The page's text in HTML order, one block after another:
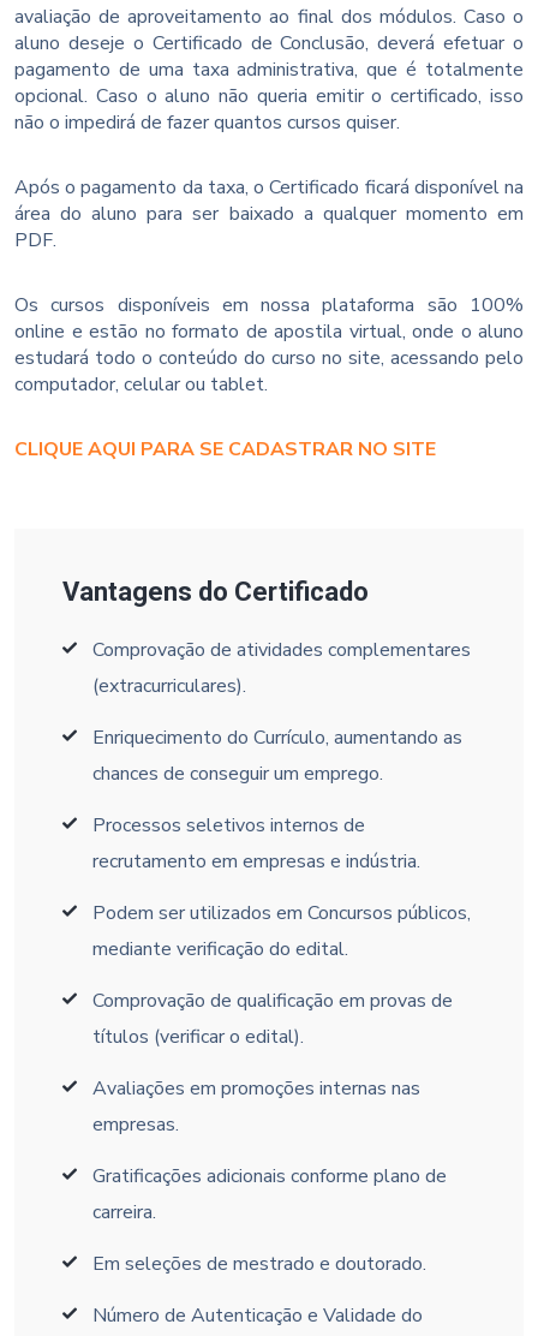
avaliação de aproveitamento ao final dos módulos. Caso o
aluno deseje o Certificado de Conclusão, deverá efetuar o
pagamento de uma taxa administrativa, que é totalmente
opcional. Caso o aluno não queria emitir o certificado, isso
não o impedirá de fazer quantos cursos quiser.
Após o pagamento da taxa, o Certificado ficará disponível na
área do aluno para ser baixado a qualquer momento em
PDF.
Os cursos disponíveis em nossa plataforma são 100%
online e estão no formato de apostila virtual, onde o aluno
estudará todo o conteúdo do curso no site, acessando pelo
computador, celular ou tablet.
CLIQUE AQUI PARA SE CADASTRAR NO SITE
Vantagens do Certificado
Comprovação de atividades complementares
(extracurriculares).
Enriquecimento do Currículo, aumentando as
chances de conseguir um emprego.
Processos seletivos internos de
recrutamento em empresas e indústria.
Podem ser utilizados em Concursos públicos,
mediante verificação do edital.
Comprovação de qualificação em provas de
títulos (verificar o edital).
Avaliações em promoções internas nas
empresas.
Gratificações adicionais conforme plano de
carreira.
Em seleções de mestrado e doutorado.
Número de Autenticação e Validade do